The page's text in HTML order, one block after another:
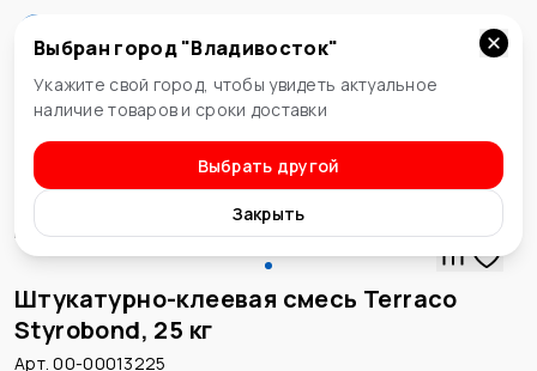
Владивосток
Выбран город "Владивосток"
Укажите свой город, чтобы увидеть актуальное
наличие товаров и сроки доставки
Выбрать другой
Закрыть
Клеевая смесь
Штукатурно-клеевая смесь Terraco
Styrobond, 25 кг
Арт. 00-00013225